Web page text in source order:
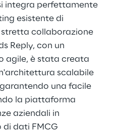
integra perfettamente
esistente di
stretta collaborazione
Reply, con un
agile, è stata creata
scalabile
una facile
la piattaforma
aziendali in
di dati FMCG